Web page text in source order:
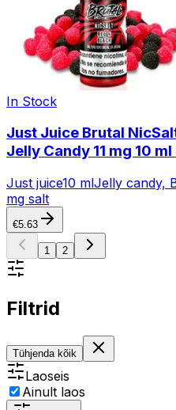
In Stock
Just Juice Brutal
Jelly Candy 11 mg 10
Just juice10 mlJelly candy,
mg salt
€5.63
1 2
Filtrid
Tühjenda kõik
Laoseis
Ainult laos